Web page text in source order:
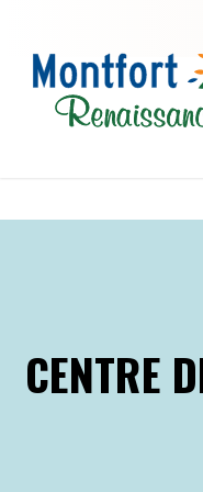
CENTRE